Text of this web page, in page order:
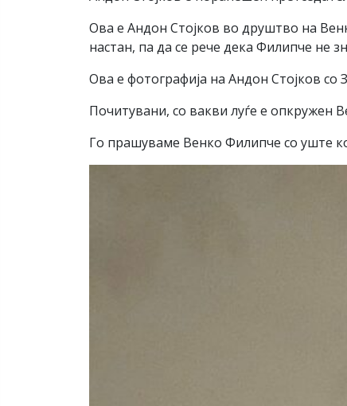
Ова е Андон Стојков во друштво на
настан, па да се рече дека Филипче не
Ова е фотографија на Андон Стојков со
Почитувани, со вакви луѓе е опкружен
Го прашуваме Венко Филипче со уште